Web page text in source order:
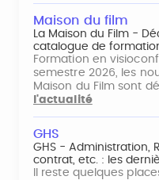
Maison du film
La Maison du Film -
catalogue de
Formation en
semestre 2026, les
Maison du Film sont
l'actualité
GHS
GHS - Administration,
contrat, etc. : les
Il reste quelques